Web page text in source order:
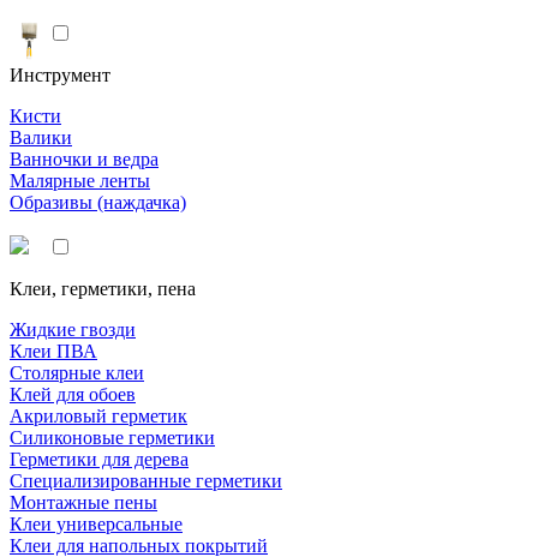
Инструмент
Кисти
Валики
Ванночки и ведра
Малярные ленты
Образивы (наждачка)
Клеи, герметики, пена
Жидкие гвозди
Клеи ПВА
Столярные клеи
Клей для обоев
Акриловый герметик
Силиконовые герметики
Герметики для дерева
Специализированные герметики
Монтажные пены
Клеи универсальные
Клеи для напольных покрытий